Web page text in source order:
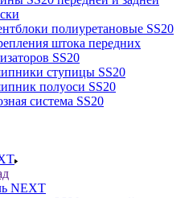
полиуретановые SS20
штока передних
SS20
ступицы SS20
полуоси SS20
система SS20
NEXT